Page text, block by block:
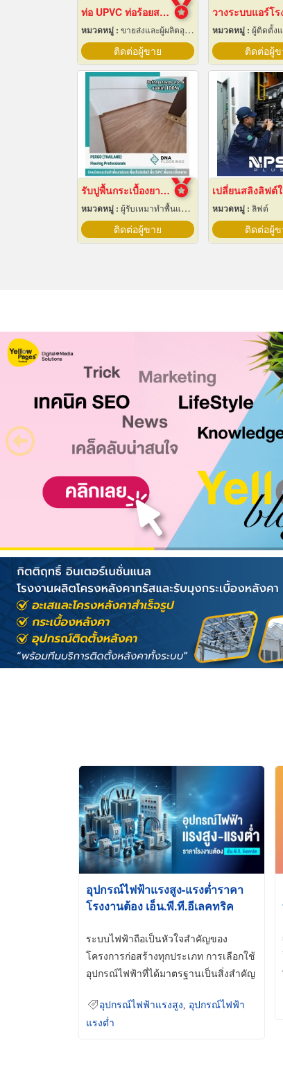
ท่อ UPVC ท่อร้อยสายไฟ ท่อขาว ท่อเหลือง พัทยา ชลบุรี
หมวดหมู่ : ขายส่งและผู้ผลิตอุปกรณ์เครื่องใช้ไฟฟ้า
ติดต่อผู้ขาย
วางระบบแอร์โร
หมวดหมู่ : ผู้ติดตั้ง
ติดต่อผู้ข
รับปูพื้นกระเบื้องยางลายไม้
หมวดหมู่ : ผู้รับเหมาทำพื้นและทางเดิน
ติดต่อผู้ขาย
เปลี่ยนสลิงลิฟต์
หมวดหมู่ : ลิฟต์
ติดต่อผู้ข
อุปกรณ์ไฟฟ้าแรงสูง-แรงต่ำราคา
โรงงานต้อง เอ็น.พี.ที.อีเลคทริค
ระบบไฟฟ้าถือเป็นหัวใจสำคัญของ
โครงการก่อสร้างทุกประเภท การเลือกใช้
อุปกรณ์ไฟฟ้าที่ได้มาตรฐานเป็นสิ่งสำคัญ
อุปกรณ์ไฟฟ้าแรงสูง
อุปกรณ์ไฟฟ้า
แรงต่ำ